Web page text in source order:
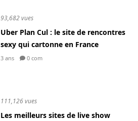
93,682 vues
Uber Plan Cul : le site de rencontres
sexy qui cartonne en France
3 ans 0 com
111,126 vues
Les meilleurs sites de live show